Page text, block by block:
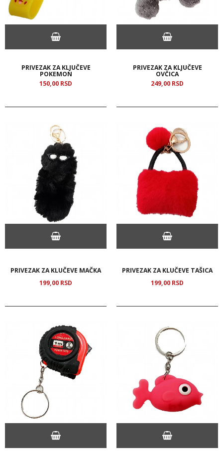
PRIVEZAK ZA KLJUČEVE
POKEMON
150,00 RSD
PRIVEZAK ZA KLJUČEVE
OVČICA
249,00 RSD
PRIVEZAK ZA KLUČEVE MAČKA
199,00 RSD
PRIVEZAK ZA KLUČEVE TAŠICA
199,00 RSD